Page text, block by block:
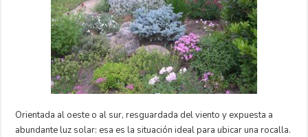
Orientada al oeste o al sur, resguardada del viento y expuesta a
abundante luz solar: esa es la situación ideal para ubicar una rocalla.